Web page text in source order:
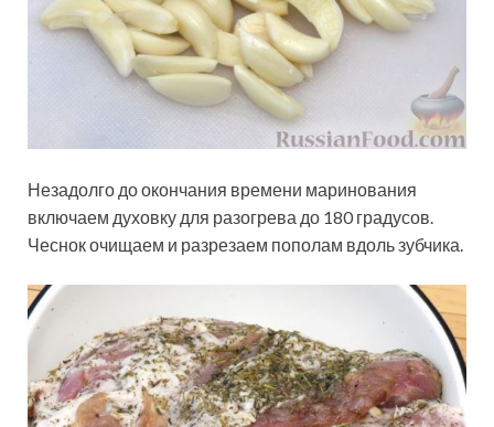
Незадолго до окончания времени маринования
включаем духовку для разогрева до 180 градусов.
Чеснок очищаем и разрезаем пополам вдоль зубчика.